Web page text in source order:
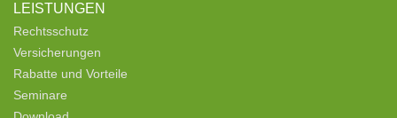
LEISTUNGEN
Rechtsschutz
Versicherungen
Rabatte und Vorteile
Seminare